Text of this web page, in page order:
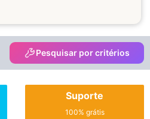
Pesquisar por critérios
Suporte
100% grátis